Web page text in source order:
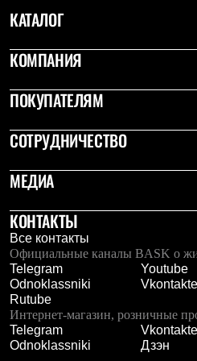
Чуни
Уход за обувью
Аксессуары
Головные уборы
Балаклавы и маски
Кепки и бейсболки
Шарфы
Панамы
Перчатки и рукавицы
Перчатки
Носки
Полезные аксессуары
Брелки
Ремни
Шевроны
Опушки
Термоковрики
Уход за одеждой
В Арктику
Коллекции
КАТАЛОГ
КОМПАНИЯ
ПОКУПАТЕЛЯМ
СОТРУДНИЧЕСТВО
МЕДИА
КОНТАКТЫ
Все контакты
Официальные каналы BASK о
Telegram
Youtube
Odnoklassniki
Vkontakte
Rutube
Интернет-магазин, розничные
Telegram
Vkontakte
Odnoklassniki
Дзэн